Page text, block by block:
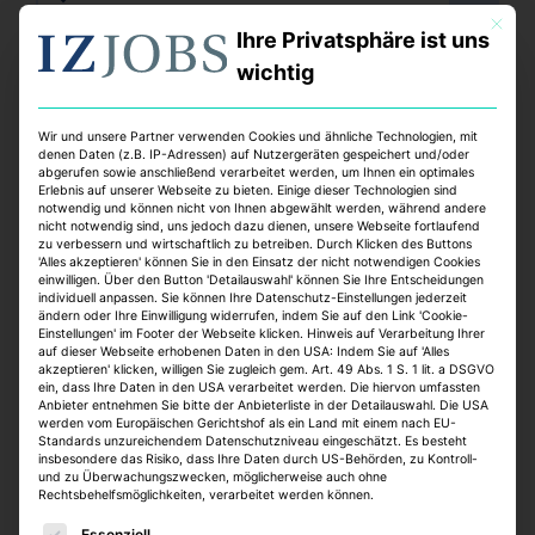
online seit 1 Woche
Technische Projektsteuerung für
den Bereich Sanierung /
Modernisierung von
Wohngebäuden und
Quartiersentwicklung (w/m/d)
Bundesanstalt für Immobilienaufgaben
Hannover, Oldenburg
online seit 1 Woche
Mit
Ihre Privatsphäre ist uns
wichtig
Wir und unsere Partner verwenden Cookies und ähnliche Technologien, mit
denen Daten (z.B. IP-Adressen) auf Nutzergeräten gespeichert und/oder
abgerufen sowie anschließend verarbeitet werden, um Ihnen ein optimales
Erlebnis auf unserer Webseite zu bieten. Einige dieser Technologien sind
notwendig und können nicht von Ihnen abgewählt werden, während andere
nicht notwendig sind, uns jedoch dazu dienen, unsere Webseite fortlaufend
zu verbessern und wirtschaftlich zu betreiben. Durch Klicken des Buttons
'Alles akzeptieren' können Sie in den Einsatz der nicht notwendigen Cookies
einwilligen. Über den Button 'Detailauswahl' können Sie Ihre Entscheidungen
individuell anpassen. Sie können Ihre Datenschutz-Einstellungen jederzeit
ändern oder Ihre Einwilligung widerrufen, indem Sie auf den Link 'Cookie-
Einstellungen' im Footer der Webseite klicken. Hinweis auf Verarbeitung Ihrer
auf dieser Webseite erhobenen Daten in den USA: Indem Sie auf 'Alles
akzeptieren' klicken, willigen Sie zugleich gem. Art. 49 Abs. 1 S. 1 lit. a DSGVO
ein, dass Ihre Daten in den USA verarbeitet werden. Die hiervon umfassten
Anbieter entnehmen Sie bitte der Anbieterliste in der Detailauswahl. Die USA
werden vom Europäischen Gerichtshof als ein Land mit einem nach EU-
Standards unzureichendem Datenschutzniveau eingeschätzt. Es besteht
insbesondere das Risiko, dass Ihre Daten durch US-Behörden, zu Kontroll-
und zu Überwachungszwecken, möglicherweise auch ohne
Rechtsbehelfsmöglichkeiten, verarbeitet werden können.
Es folgt eine Liste der Service-Gruppen, für die eine